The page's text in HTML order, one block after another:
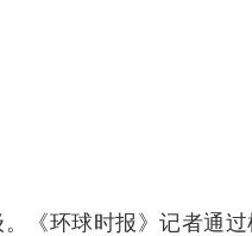
《环球时报》记者通